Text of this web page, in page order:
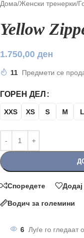
Дома/Женски тренерки/
Yellow
1.750,00 ден
11 Предмети се
ГОРЕН ДЕЛ
XXS XS S M L
Споредете
Водич за големини
6 Луѓе го гледаат